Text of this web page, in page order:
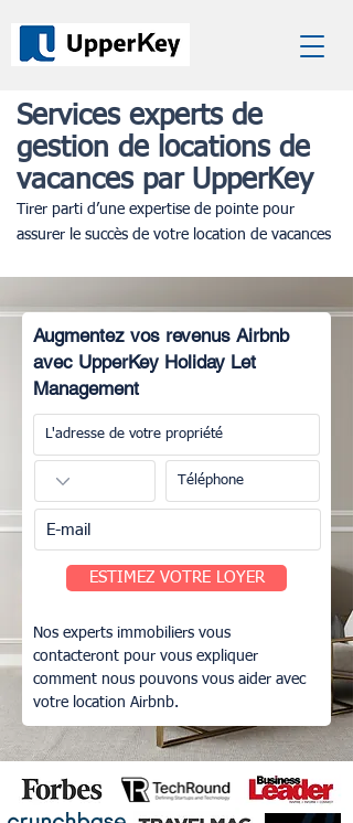
Services experts de
gestion de locations de
vacances par UpperKey
Tirer parti d’une expertise de pointe pour
assurer le succès de votre location de vacances
Augmentez vos revenus Airbnb
avec UpperKey Holiday Let
Management
ESTIMEZ VOTRE LOYER
Nos experts immobiliers vous
contacteront pour vous expliquer
comment nous pouvons vous aider avec
votre location Airbnb.